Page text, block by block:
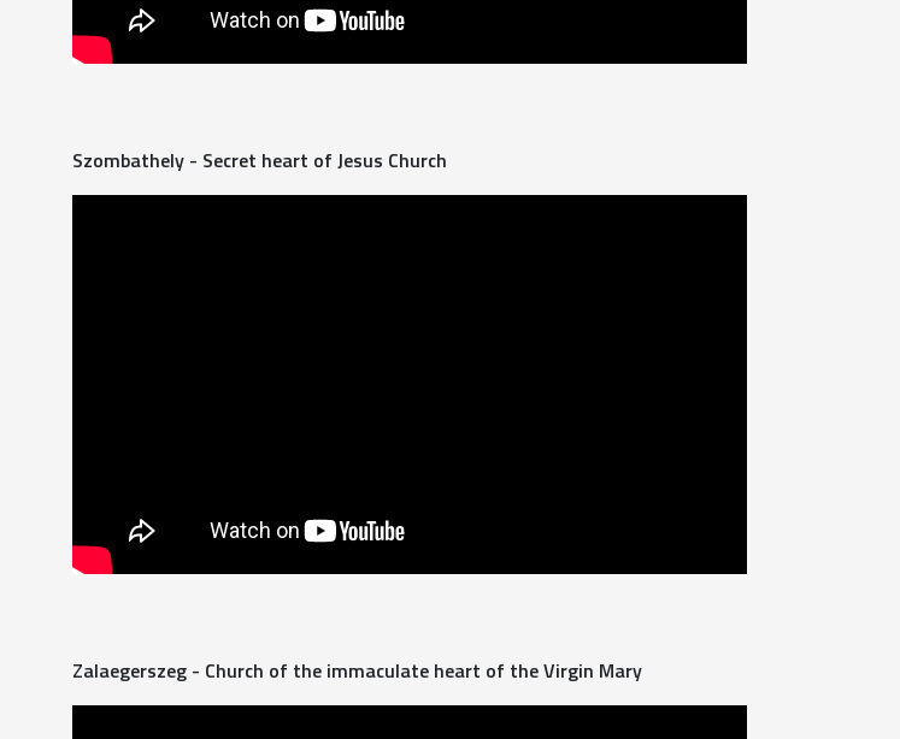
Szombathely - Secret heart of Jesus Church
Zalaegerszeg - Church of the immaculate heart of the Virgin Mary